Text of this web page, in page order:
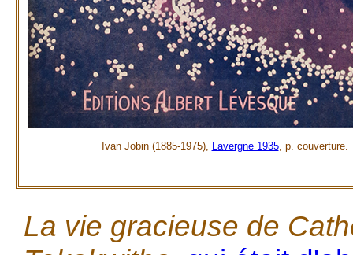
Ivan Jobin (1885-1975), Lavergne 1935, p. couverture.
La vie gracieuse de